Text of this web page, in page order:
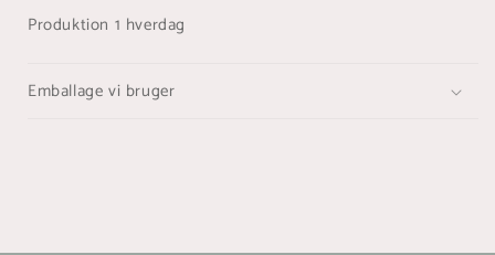
Produktion 1 hverdag
Emballage vi bruger